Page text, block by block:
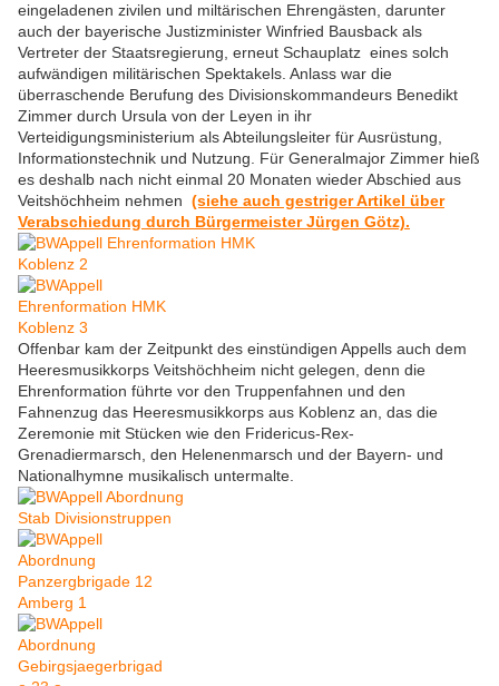
eingeladenen zivilen und miltärischen Ehrengästen, darunter
auch der bayerische Justizminister Winfried Bausback als
Vertreter der Staatsregierung, erneut Schauplatz eines solch
aufwändigen militärischen Spektakels. Anlass war die
überraschende Berufung des Divisionskommandeurs Benedikt
Zimmer durch Ursula von der Leyen in ihr
Verteidigungsministerium als Abteilungsleiter für Ausrüstung,
Informationstechnik und Nutzung. Für Generalmajor Zimmer hieß
es deshalb nach nicht einmal 20 Monaten wieder Abschied aus
Veitshöchheim nehmen (siehe auch gestriger Artikel über
Verabschiedung durch Bürgermeister Jürgen Götz).
Offenbar kam der Zeitpunkt des einstündigen Appells auch dem
Heeresmusikkorps Veitshöchheim nicht gelegen, denn die
Ehrenformation führte vor den Truppenfahnen und den
Fahnenzug das Heeresmusikkorps aus Koblenz an, das die
Zeremonie mit Stücken wie den Fridericus-Rex-
Grenadiermarsch, den Helenenmarsch und der Bayern- und
Nationalhymne musikalisch untermalte.